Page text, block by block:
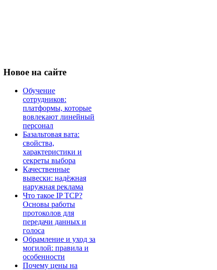
Новое на сайте
Обучение
сотрудников:
платформы, которые
вовлекают линейный
персонал
Базальтовая вата:
свойства,
характеристики и
секреты выбора
Качественные
вывески: надёжная
наружная реклама
Что такое IP TCP?
Основы работы
протоколов для
передачи данных и
голоса
Обрамление и уход за
могилой: правила и
особенности
Почему цены на